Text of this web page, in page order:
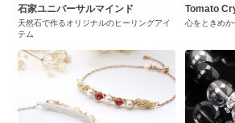
石家ユニバーサルマインド
天然石で作るオリジナルのヒーリングアイ
テム
Tomato
心をときめ